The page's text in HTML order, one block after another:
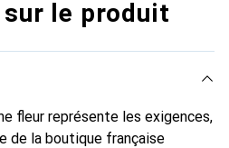
le produit
fleur représente les exigences,
de la boutique française